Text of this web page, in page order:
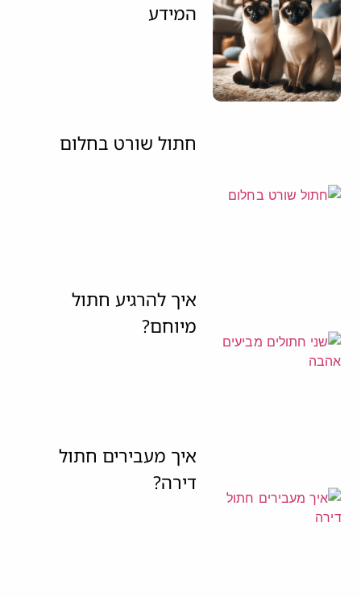
המידע
חתול שורט בחלום
איך להרגיע חתול
מיוחם?
איך מעבירים חתול
דירה?